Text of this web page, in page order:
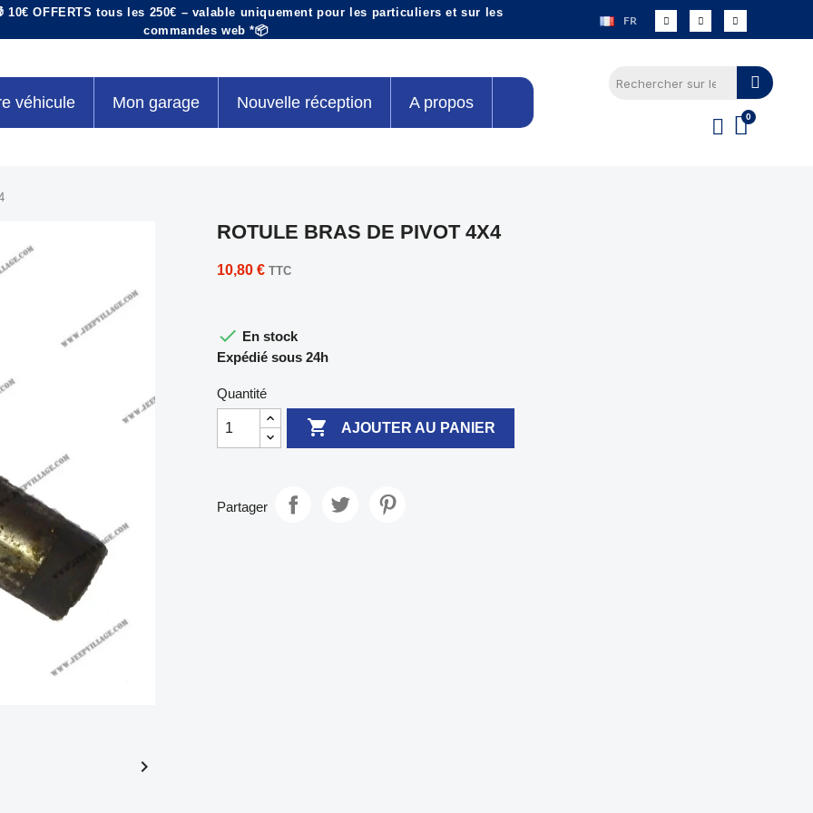
10€ OFFERTS tous les 250€ – valable uniquement pour les particuliers et sur les
commandes web *📦
FR
véhicule Mon garage Nouvelle réception A propos

ROTULE BRAS DE PIVOT 4X4
10,80 € TTC
 En stock
Expédié sous 24h
Quantité
 AJOUTER AU PANIER
Partager